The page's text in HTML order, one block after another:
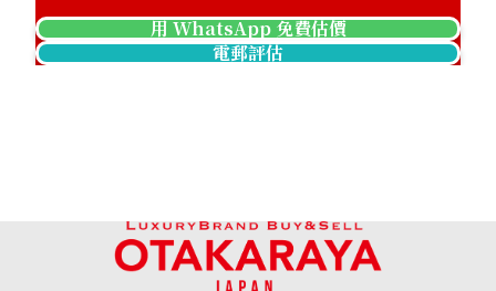
用 WhatsApp 免費估價
電郵評估